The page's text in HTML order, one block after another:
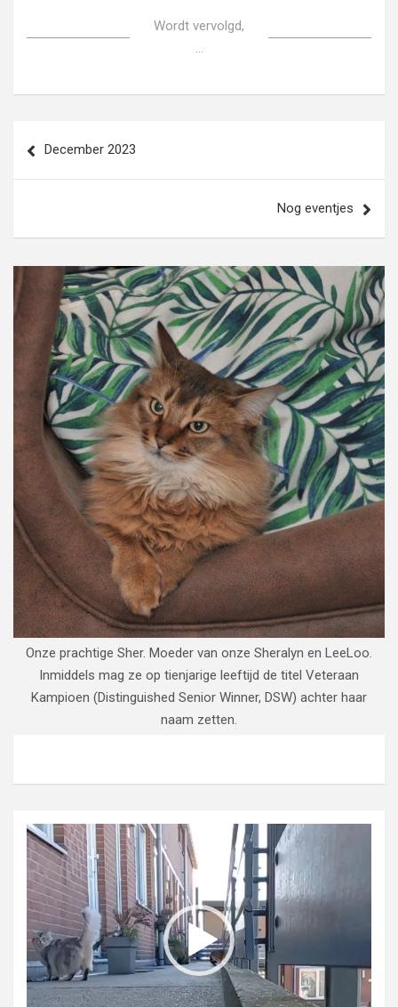
Wordt vervolgd,
…
navigatie
December 2023
Nog eventjes
Onze prachtige Sher. Moeder van onze Sheralyn en LeeLoo.
Inmiddels mag ze op tienjarige leeftijd de titel Veteraan
Kampioen (Distinguished Senior Winner, DSW) achter haar
naam zetten.
Videospeler